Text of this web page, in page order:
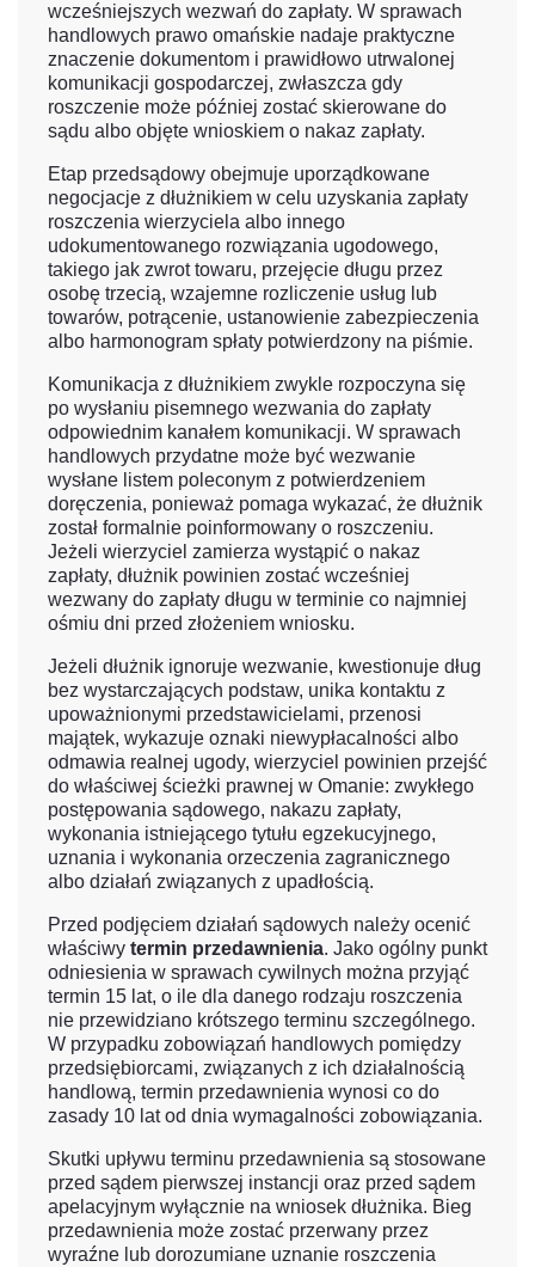
wcześniejszych wezwań do zapłaty. W sprawach
handlowych prawo omańskie nadaje praktyczne
znaczenie dokumentom i prawidłowo utrwalonej
komunikacji gospodarczej, zwłaszcza gdy
roszczenie może później zostać skierowane do
sądu albo objęte wnioskiem o nakaz zapłaty.
Etap przedsądowy obejmuje uporządkowane
negocjacje z dłużnikiem w celu uzyskania zapłaty
roszczenia wierzyciela albo innego
udokumentowanego rozwiązania ugodowego,
takiego jak zwrot towaru, przejęcie długu przez
osobę trzecią, wzajemne rozliczenie usług lub
towarów, potrącenie, ustanowienie zabezpieczenia
albo harmonogram spłaty potwierdzony na piśmie.
Komunikacja z dłużnikiem zwykle rozpoczyna się
po wysłaniu pisemnego wezwania do zapłaty
odpowiednim kanałem komunikacji. W sprawach
handlowych przydatne może być wezwanie
wysłane listem poleconym z potwierdzeniem
doręczenia, ponieważ pomaga wykazać, że dłużnik
został formalnie poinformowany o roszczeniu.
Jeżeli wierzyciel zamierza wystąpić o nakaz
zapłaty, dłużnik powinien zostać wcześniej
wezwany do zapłaty długu w terminie co najmniej
ośmiu dni przed złożeniem wniosku.
Jeżeli dłużnik ignoruje wezwanie, kwestionuje dług
bez wystarczających podstaw, unika kontaktu z
upoważnionymi przedstawicielami, przenosi
majątek, wykazuje oznaki niewypłacalności albo
odmawia realnej ugody, wierzyciel powinien przejść
do właściwej ścieżki prawnej w Omanie: zwykłego
postępowania sądowego, nakazu zapłaty,
wykonania istniejącego tytułu egzekucyjnego,
uznania i wykonania orzeczenia zagranicznego
albo działań związanych z upadłością.
Przed podjęciem działań sądowych należy ocenić
właściwy termin przedawnienia. Jako ogólny punkt
odniesienia w sprawach cywilnych można przyjąć
termin 15 lat, o ile dla danego rodzaju roszczenia
nie przewidziano krótszego terminu szczególnego.
W przypadku zobowiązań handlowych pomiędzy
przedsiębiorcami, związanych z ich działalnością
handlową, termin przedawnienia wynosi co do
zasady 10 lat od dnia wymagalności zobowiązania.
Skutki upływu terminu przedawnienia są stosowane
przed sądem pierwszej instancji oraz przed sądem
apelacyjnym wyłącznie na wniosek dłużnika. Bieg
przedawnienia może zostać przerwany przez
wyraźne lub dorozumiane uznanie roszczenia